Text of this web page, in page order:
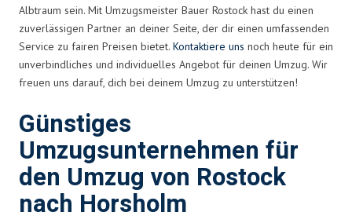
Albtraum sein. Mit Umzugsmeister Bauer Rostock hast du einen
zuverlässigen Partner an deiner Seite, der dir einen umfassenden
Service zu fairen Preisen bietet. Kontaktiere uns noch heute für ein
unverbindliches und individuelles Angebot für deinen Umzug. Wir
freuen uns darauf, dich bei deinem Umzug zu unterstützen!
Günstiges
Umzugsunternehmen für
den Umzug von Rostock
nach Horsholm